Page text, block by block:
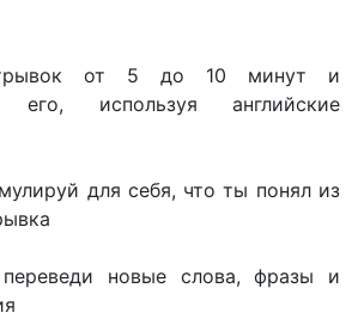
от 5 до 10 минут и
его, используя английские
для себя, что ты понял из
новые слова, фразы и